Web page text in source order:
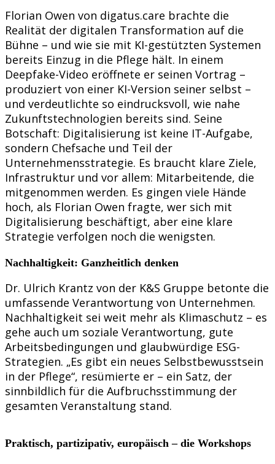
Florian Owen von digatus.care brachte die
Realität der digitalen Transformation auf die
Bühne – und wie sie mit KI-gestützten Systemen
bereits Einzug in die Pflege hält. In einem
Deepfake-Video eröffnete er seinen Vortrag –
produziert von einer KI-Version seiner selbst –
und verdeutlichte so eindrucksvoll, wie nahe
Zukunftstechnologien bereits sind. Seine
Botschaft: Digitalisierung ist keine IT-Aufgabe,
sondern Chefsache und Teil der
Unternehmensstrategie. Es braucht klare Ziele,
Infrastruktur und vor allem: Mitarbeitende, die
mitgenommen werden. Es gingen viele Hände
hoch, als Florian Owen fragte, wer sich mit
Digitalisierung beschäftigt, aber eine klare
Strategie verfolgen noch die wenigsten.
Nachhaltigkeit: Ganzheitlich denken
Dr. Ulrich Krantz von der K&S Gruppe betonte die
umfassende Verantwortung von Unternehmen.
Nachhaltigkeit sei weit mehr als Klimaschutz – es
gehe auch um soziale Verantwortung, gute
Arbeitsbedingungen und glaubwürdige ESG-
Strategien. „Es gibt ein neues Selbstbewusstsein
in der Pflege“, resümierte er – ein Satz, der
sinnbildlich für die Aufbruchsstimmung der
gesamten Veranstaltung stand.
Praktisch, partizipativ, europäisch – die Workshops